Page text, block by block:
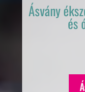
Ásvány
és